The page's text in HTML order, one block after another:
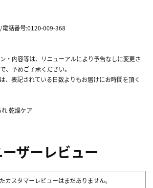
話番号:0120-009-368
・内容等は、リニューアルにより予告なしに変更さ
、予めご了承ください。
、表記されている日数よりもお届けにお時間を頂く
乾燥ケア
ザーレビュー
カスタマーレビューはまだありません。